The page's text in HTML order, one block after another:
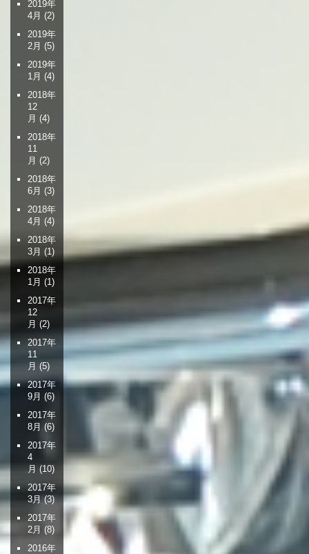
2019年
4月 (2)
2019年
2月 (5)
2019年
1月 (4)
2018年
12
月 (4)
2018年
11
月 (2)
2018年
6月 (3)
2018年
4月 (4)
2018年
3月 (1)
2018年
1月 (1)
2017年
12
月 (2)
2017年
11
月 (5)
2017年
9月 (6)
2017年
8月 (6)
2017年
4
月 (10)
2017年
3月(3)
2017年
2月 (8)
2016年